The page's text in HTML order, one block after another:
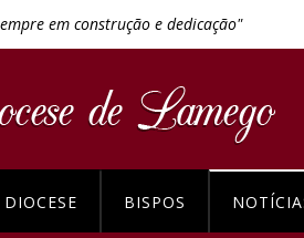
em construção e dedicação"
BISPOS